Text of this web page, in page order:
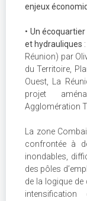
enjeux
• Un
et hydrauliques
Réunion) par
du Territoire,
Ouest, La
projet
Agglomération
La zone
confrontée à
inondables,
des pôles
de la logique de